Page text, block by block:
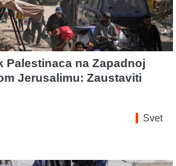
Palestinaca na Zapadnoj
Jerusalimu: Zaustaviti
Svet